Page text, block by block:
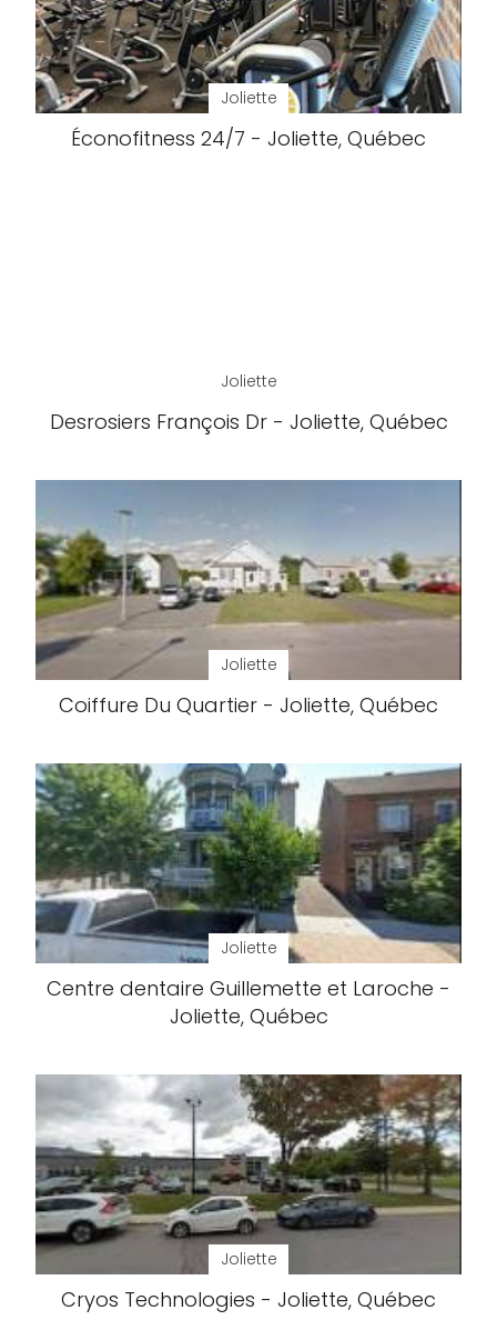
Joliette
Éconofitness 24/7 - Joliette, Québec
Joliette
Desrosiers François Dr - Joliette, Québec
Joliette
Coiffure Du Quartier - Joliette, Québec
Joliette
Centre dentaire Guillemette et Laroche -
Joliette, Québec
Joliette
Cryos Technologies - Joliette, Québec